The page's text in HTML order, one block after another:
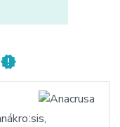
new_releases